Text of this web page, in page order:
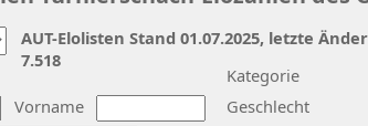
Vorname
Kategorie
Geschlecht
AUT-Elolisten Stand 01.07.2025, letzte
7.518